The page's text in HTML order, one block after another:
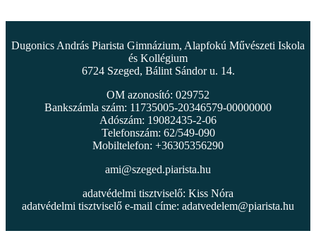
Dugonics András Piarista Gimnázium, Alapfokú Művészeti Iskola
és Kollégium
6724 Szeged, Bálint Sándor u. 14.
OM azonosító: 029752
Bankszámla szám: 11735005-20346579-00000000
Adószám: 19082435-2-06
Telefonszám: 62/549-090
Mobiltelefon: +36305356290
ami@szeged.piarista.hu
adatvédelmi tisztviselő: Kiss Nóra
adatvédelmi tisztviselő e-mail címe: adatvedelem@piarista.hu